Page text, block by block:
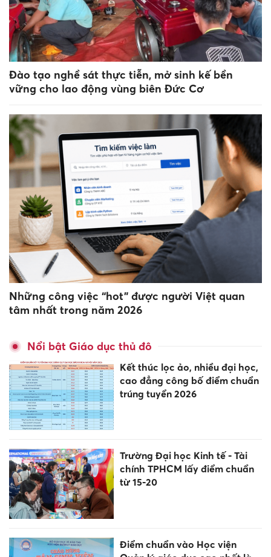
Đào tạo nghề sát thực tiễn, mở sinh kế bền
vững cho lao động vùng biên Đức Cơ
Những công việc “hot” được người Việt quan
tâm nhất trong năm 2026
Nổi bật Giáo dục thủ đô
Kết thúc lọc ảo, nhiều đại học,
cao đẳng công bố điểm chuẩn
trúng tuyển 2026
Trường Đại học Kinh tế - Tài
chính TPHCM lấy điểm chuẩn
từ 15-20
Điểm chuẩn vào Học viện